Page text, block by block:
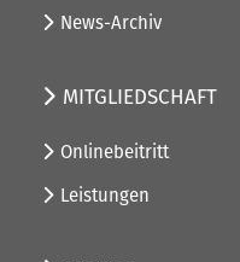
News-Archiv
MITGLIEDSCHAFT
Onlinebeitritt
Leistungen